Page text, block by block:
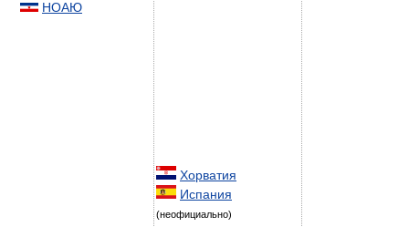
НОАЮ
Хорватия
Испания
(неофициально)